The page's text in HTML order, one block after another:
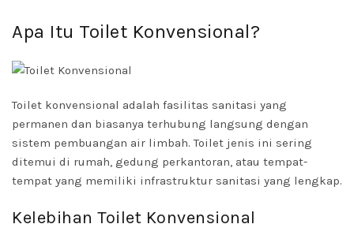
Apa Itu Toilet Konvensional?
Toilet konvensional adalah fasilitas sanitasi yang
permanen dan biasanya terhubung langsung dengan
sistem pembuangan air limbah. Toilet jenis ini sering
ditemui di rumah, gedung perkantoran, atau tempat-
tempat yang memiliki infrastruktur sanitasi yang lengkap.
Kelebihan Toilet Konvensional